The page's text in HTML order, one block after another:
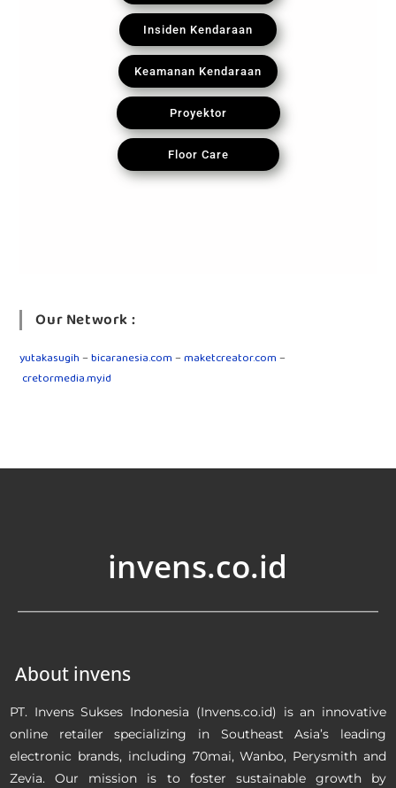
Insiden Kendaraan
Keamanan Kendaraan
Proyektor
Floor Care
Our Network :
yutakasugih–bicaranesia.com–maketcreator.com–
cretormedia.my.id
invens.co.id
About invens
PT. Invens Sukses Indonesia (Invens.co.id) is an innovative
online retailer specializing in Southeast Asia’s leading
electronic brands, including 70mai, Wanbo, Perysmith and
Zevia. Our mission is to foster sustainable growth by